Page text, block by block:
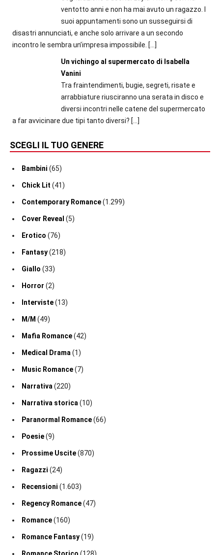
ventotto anni e non ha mai avuto un ragazzo. I
suoi appuntamenti sono un susseguirsi di
disastri annunciati, e anche solo arrivare a un secondo
incontro le sembra un’impresa impossibile. […]
Un vichingo al supermercato di Isabella
Vanini
Tra fraintendimenti, bugie, segreti, risate e
arrabbiature riusciranno una serata in disco e
diversi incontri nelle catene del supermercato
a far avvicinare due tipi tanto diversi? […]
SCEGLI IL TUO GENERE
Bambini (65)
Chick Lit (41)
Contemporary Romance(1.299)
Cover Reveal (5)
Erotico (76)
Fantasy(218)
Giallo (33)
Horror (2)
Interviste(13)
M/M (49)
Mafia Romance(42)
Medical Drama (1)
Music Romance(7)
Narrativa (220)
Narrativa storica (10)
Paranormal Romance(66)
Poesie(9)
Prossime Uscite(870)
Ragazzi (24)
Recensioni (1.603)
Regency Romance(47)
Romance(160)
Romance Fantasy(19)